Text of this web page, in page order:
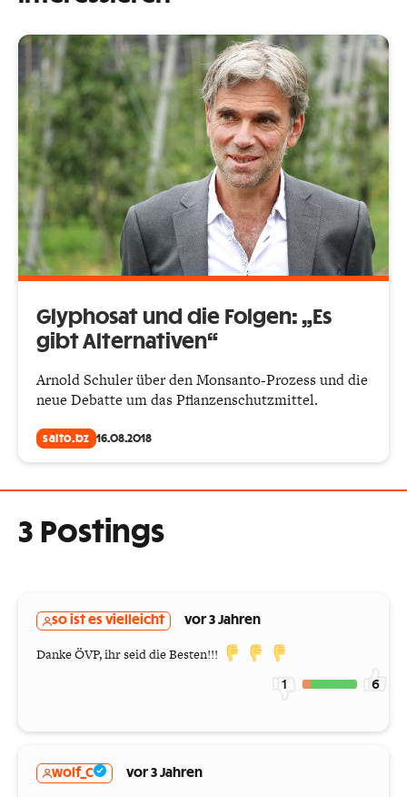
Glyphosat und die Folgen: „Es
gibt Alternativen“
Arnold Schuler über den Monsanto-Prozess und die
neue Debatte um das Pflanzenschutzmittel.
salto.bz 16.08.2018
3 Postings
so ist es vielleicht vor 3 Jahren
Danke ÖVP, ihr seid die Besten!!!
1 6
wolf_C vor 3 Jahren